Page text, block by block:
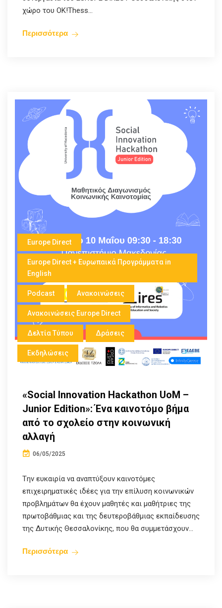
χώρο του OK!Thess...
Περισσότερα
Europe Direct
Europe Direct + Ευρωπαικά Προγράμματα in
English
Podcast Ανακοινώσεις
Ανακοινώσεις Europe Direct
Δελτία Τύπου Δράσεις
Εκδηλώσεις
«Social Innovation Hackathon UoM –
Junior Edition»: Ένα καινοτόμο βήμα
από το σχολείο στην κοινωνική
αλλαγή
06/05/2025
Tην ευκαιρία να αναπτύξουν καινοτόμες
επιχειρηματικές ιδέες για την επίλυση κοινωνικών
προβλημάτων θα έχουν μαθητές και μαθήτριες της
πρωτοβάθμιας και της δευτεροβάθμιας εκπαίδευσης
της Δυτικής Θεσσαλονίκης, που θα συμμετάσχουν...
Περισσότερα